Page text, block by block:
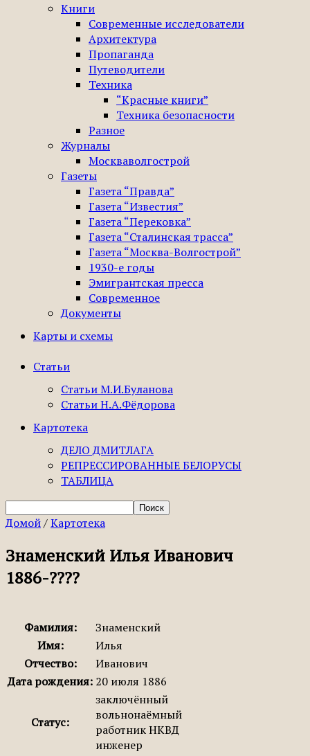
Книги
Современные исследователи
Архитектура
Пропаганда
Путеводители
Техника
“Красные книги”
Техника безопасности
Разное
Журналы
Москваволгострой
Газеты
Газета “Правда”
Газета “Известия”
Газета “Перековка”
Газета “Сталинская трасса”
Газета “Москва-Волгострой”
1930-е годы
Эмигрантская пресса
Современное
Документы
Карты и схемы
Статьи
Статьи М.И.Буланова
Статьи Н.А.Фёдорова
Картотека
ДЕЛО ДМИТЛАГА
РЕПРЕССИРОВАННЫЕ БЕЛОРУСЫ
ТАБЛИЦА
Домой/Картотека
Знаменский Илья Иванович
1886-????
Фамилия:
Знаменский
Имя:
Илья
Отчество:
Иванович
Дата рождения: 20 июля 1886
Статус:
заключённый
вольнонаёмный
работник НКВД
инженер